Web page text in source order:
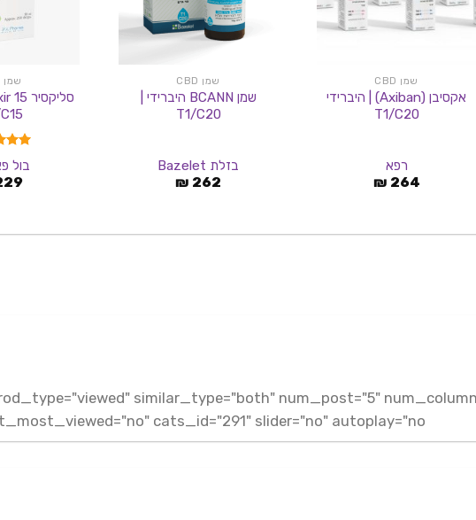
שמן CBD
אקסיבן (Axiban) | היברידי
T1/C20
רפא
264
₪
שמן CBD
שמן BCANN היברידי |
T1/C20
בזלת Bazelet
262
₪
שמן CBD
דורג
מתוך 5
בול
similar_type="both" num_post="5"
cats_id="291" slider="no" autoplay="no"]